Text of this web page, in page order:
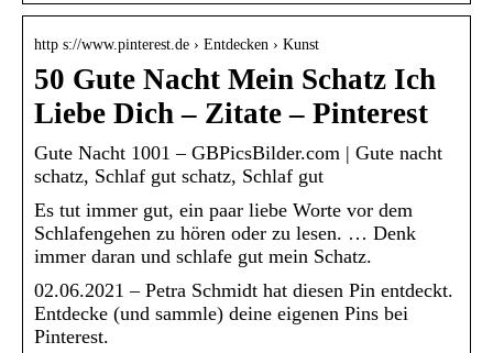
http s://www.pinterest.de › Entdecken › Kunst
50 Gute Nacht Mein Schatz Ich
Liebe Dich – Zitate – Pinterest
Gute Nacht 1001 – GBPicsBilder.com | Gute nacht
schatz, Schlaf gut schatz, Schlaf gut
Es tut immer gut, ein paar liebe Worte vor dem
Schlafengehen zu hören oder zu lesen. … Denk
immer daran und schlafe gut mein Schatz.
02.06.2021 – Petra Schmidt hat diesen Pin entdeckt.
Entdecke (und sammle) deine eigenen Pins bei
Pinterest.